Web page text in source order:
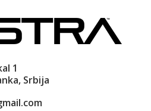
1
Srbija